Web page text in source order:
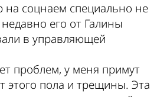
на соцнаем специально не
его от Галины
в управляющей
проблем, у меня примут
этого пола и трещины. Эта